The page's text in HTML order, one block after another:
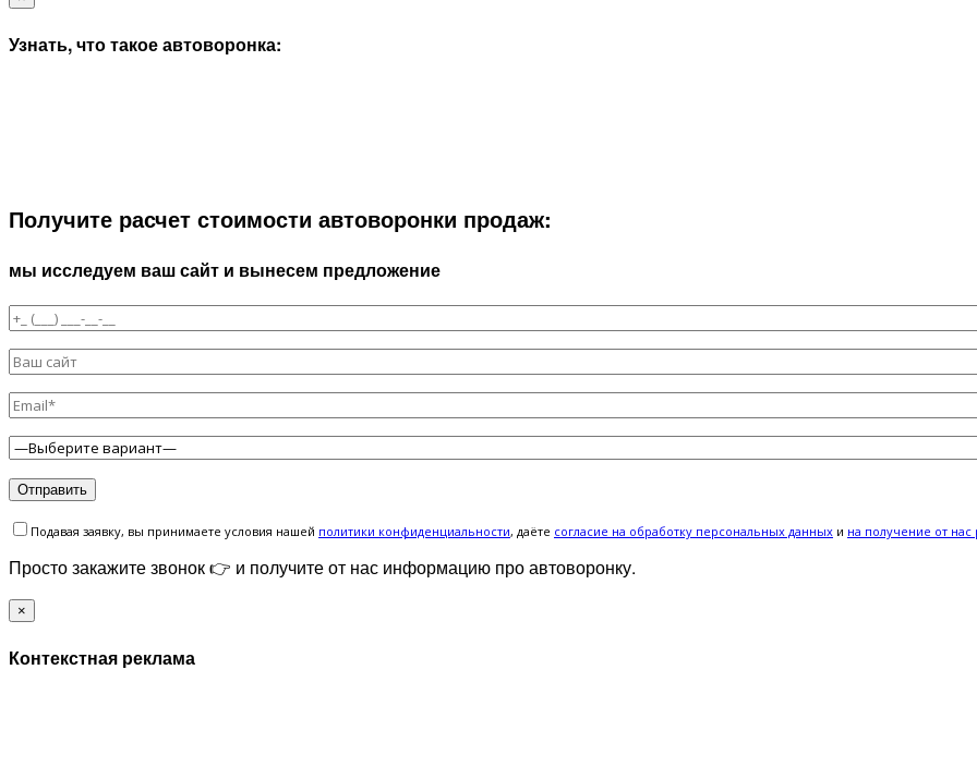
Узнать, что такое автоворонка:
Получите расчет стоимости автоворонки продаж:
мы исследуем ваш сайт и вынесем предложение
Подавая заявку, вы принимаете условия нашей политики конфиденциальности, даёте cогласие на обработку персональных данных и на получение от нас
Просто закажите звонок 👉 и получите от нас информацию про автоворонку.
×
Контекстная реклама